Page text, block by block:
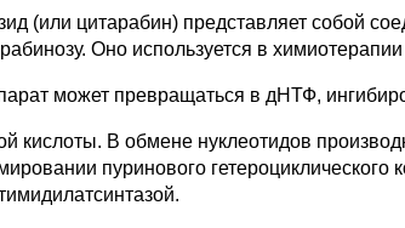
(или цитарабин) представляет собой
Оно используется в
может превращаться в дНТФ,
кислоты. В обмене нуклеотидов
пуринового